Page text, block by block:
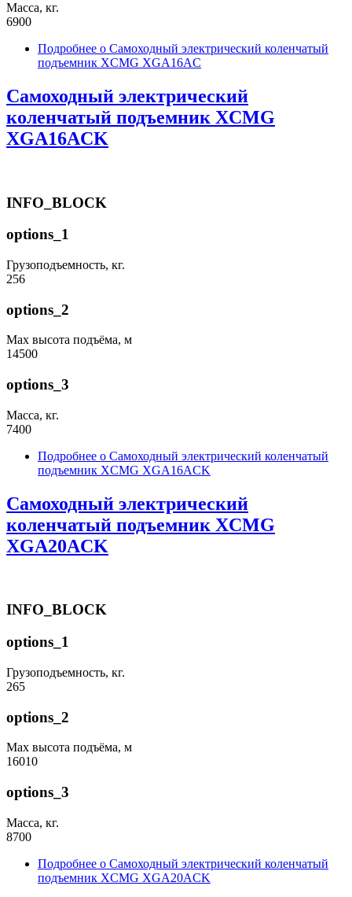
Масса, кг.
6900
Подробнее о Самоходный электрический коленчатый
подъемник XCMG XGA16AC
Самоходный электрический
коленчатый подъемник XCMG
XGA16ACK
INFO_BLOCK
options_1
Грузоподъемность, кг.
256
options_2
Max высота подъёма, м
14500
options_3
Масса, кг.
7400
Подробнее о Самоходный электрический коленчатый
подъемник XCMG XGA16ACK
Самоходный электрический
коленчатый подъемник XCMG
XGA20ACK
INFO_BLOCK
options_1
Грузоподъемность, кг.
265
options_2
Max высота подъёма, м
16010
options_3
Масса, кг.
8700
Подробнее о Самоходный электрический коленчатый
подъемник XCMG XGA20ACK